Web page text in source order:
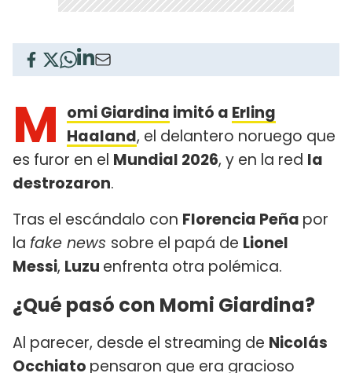
M omi Giardina imitó a Erling
Haaland, el delantero noruego que
es furor en el Mundial 2026, y en la red la
destrozaron.
Tras el escándalo con Florencia Peña por
la fake news sobre el papá de Lionel
Messi, Luzu enfrenta otra polémica.
¿Qué pasó con Momi Giardina?
Al parecer, desde el streaming de Nicolás
Occhiato pensaron que era gracioso